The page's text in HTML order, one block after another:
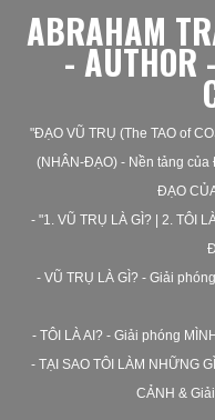
ABRAHAM
- AUTHOR
"ĐẠO VŨ TRỤ (The TAO of
(NHÂN-ĐẠO) - Nền tảng
ĐẠO
- "1. VŨ TRỤ LÀ GÌ? | 2. TÔI
- VŨ TRỤ LÀ GÌ? - Giải
- TÔI LÀ AI? - Giải phóng
- TẠI SAO TÔI LÀM NHỮNG
CẢNH &